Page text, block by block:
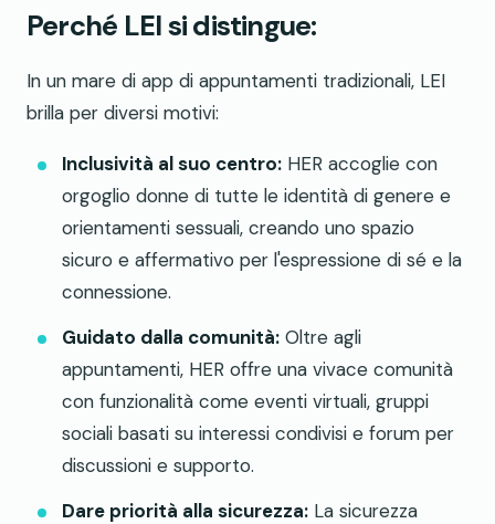
Perché LEI si distingue:
In un mare di app di appuntamenti tradizionali, LEI
brilla per diversi motivi:
Inclusività al suo centro: HER accoglie con
orgoglio donne di tutte le identità di genere e
orientamenti sessuali, creando uno spazio
sicuro e affermativo per l'espressione di sé e la
connessione.
Guidato dalla comunità: Oltre agli
appuntamenti, HER offre una vivace comunità
con funzionalità come eventi virtuali, gruppi
sociali basati su interessi condivisi e forum per
discussioni e supporto.
Dare priorità alla sicurezza: La sicurezza